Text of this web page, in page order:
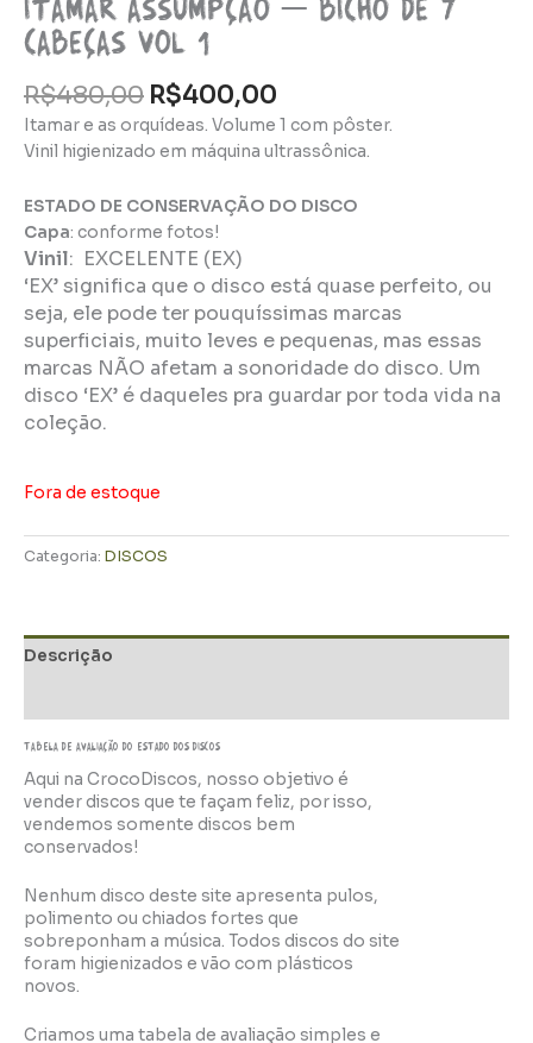
cabeças Vol 1
R$480,00 R$400,00
Itamar e as orquídeas. Volume 1 com pôster.
Vinil higienizado em máquina ultrassônica.
ESTADO DE CONSERVAÇÃO DO DISCO
Capa: conforme fotos!
Vinil: EXCELENTE (EX)
‘EX’ significa que o disco está quase perfeito, ou
seja, ele pode ter pouquíssimas marcas
superficiais, muito leves e pequenas, mas essas
marcas NÃO afetam a sonoridade do disco. Um
disco ‘EX’ é daqueles pra guardar por toda vida na
coleção.
Fora de estoque
Categoria: DISCOS
Descrição
TABELA DE AVALIAÇÃo do estado dos discos
Aqui na CrocoDiscos, nosso objetivo é
vender discos que te façam feliz, por isso,
vendemos somente discos bem
conservados!
Nenhum disco deste site apresenta pulos,
polimento ou chiados fortes que
sobreponham a música. Todos discos do site
foram higienizados e vão com plásticos
novos.
Criamos uma tabela de avaliação simples e